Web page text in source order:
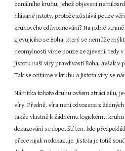
banálního kruhu, jehož objevení
hlásané jistoty, protože zůstává pouze
kruhového odůvodňování? Na jedné
zjevujícího se Boha, který se nemůže
neomylnosti víme pouze ze zjevení, tedy
jistotu naší víry pravdivostí Boha, avšak v
Tak se ocitáme v kruhu a jistota víry se
Námitka tohoto druhu ovšem ztrácí sílu,
víry. Předně, víra není odvozena z
takže vlastně k žádnému logickému
dokazování se dopouští ten, kdo
přece nijak nedokazuje. Jistota je totiž